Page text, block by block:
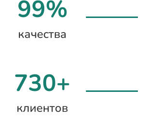
99%
качества
730+
клиентов